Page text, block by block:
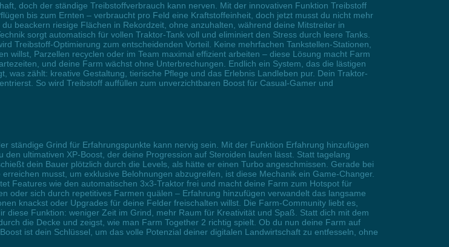
doch der ständige Treibstoffverbrauch kann nerven. Mit der innovativen Funktion Treibstoff
bis zum Ernten – verbraucht pro Feld eine Kraftstoffeinheit, doch jetzt musst du nicht mehr
beackern riesige Flächen in Rekordzeit, ohne anzuhalten, während deine Mitstreiter in
sorgt automatisch für vollen Traktor-Tank voll und eliminiert den Stress durch leere Tanks.
Treibstoff-Optimierung zum entscheidenden Vorteil. Keine mehrfachen Tankstellen-Stationen,
willst, Parzellen recyclen oder im Team maximal effizient arbeiten – diese Lösung macht Farm
und deine Farm wächst ohne Unterbrechungen. Endlich ein System, das die lästigen
was zählt: kreative Gestaltung, tierische Pflege und das Erlebnis Landleben pur. Dein Traktor-
So wird Treibstoff auffüllen zum unverzichtbaren Boost für Casual-Gamer und
ständige Grind für Erfahrungspunkte kann nervig sein. Mit der Funktion Erfahrung hinzufügen
ultimativen XP-Boost, der deine Progression auf Steroiden laufen lässt. Statt tagelang
dein Bauer plötzlich durch die Levels, als hätte er einen Turbo angeschmissen. Gerade bei
musst, um exklusive Belohnungen abzugreifen, ist diese Mechanik ein Game-Changer.
Features wie den automatischen 3x3-Traktor frei und macht deine Farm zum Hotspot für
oder sich durch repetitives Farmen quälen – Erfahrung hinzufügen verwandelt das langsame
knackst oder Upgrades für deine Felder freischalten willst. Die Farm-Community liebt es,
Funktion: weniger Zeit im Grind, mehr Raum für Kreativität und Spaß. Statt dich mit dem
die Decke und zeigst, wie man Farm Together 2 richtig spielt. Ob du nun deine Farm auf
ist dein Schlüssel, um das volle Potenzial deiner digitalen Landwirtschaft zu entfesseln, ohne